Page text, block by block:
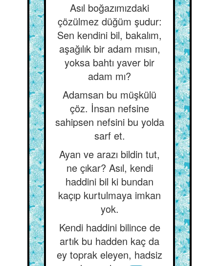
Asıl boğazımızdaki
çözülmez düğüm şudur:
Sen kendini bil, bakalım,
aşağılık bir adam mısın,
yoksa bahtı yaver bir
adam mı?
Adamsan bu müşkülü
çöz. İnsan nefsine
sahipsen nefsini bu yolda
sarf et.
Ayan ve arazı bildin tut,
ne çıkar? Asıl, kendi
haddini bil ki bundan
kaçıp kurtulmaya imkan
yok.
Kendi haddini bilince de
artık bu hadden kaç da
ey toprak eleyen, hadsiz